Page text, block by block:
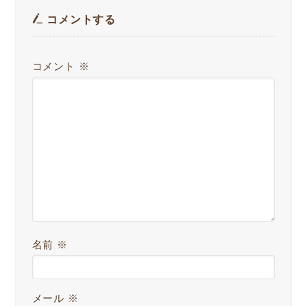
コメントする
コメント ※
名前 ※
メール ※